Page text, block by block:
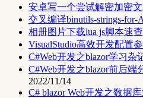
安卓写一个尝试解密加密
交叉编译binutils-strings-for-
相册图片下载lua js脚本速
VisualStudio高效开发配置
C#Web开发之blazor学习杂
C#Web开发之blazor前后
2022/11/14
C# blazor Web开发之数据